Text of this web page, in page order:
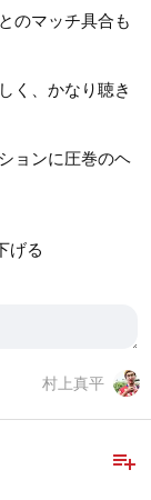
のマッチ具合も
く、かなり聴き
ョンに圧巻のヘ
げる
村上真平
playlist_add